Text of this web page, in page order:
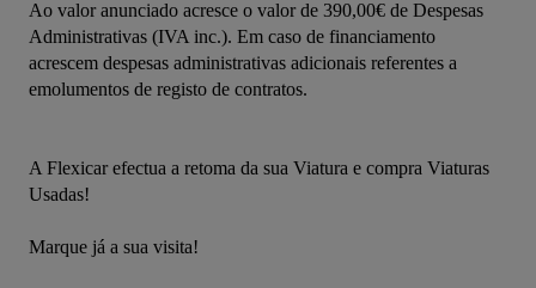
Ao valor anunciado acresce o valor de 390,00€ de Despesas
Administrativas (IVA inc.). Em caso de financiamento
acrescem despesas administrativas adicionais referentes a
emolumentos de registo de contratos.
A Flexicar efectua a retoma da sua Viatura e compra Viaturas
Usadas!
Marque já a sua visita!